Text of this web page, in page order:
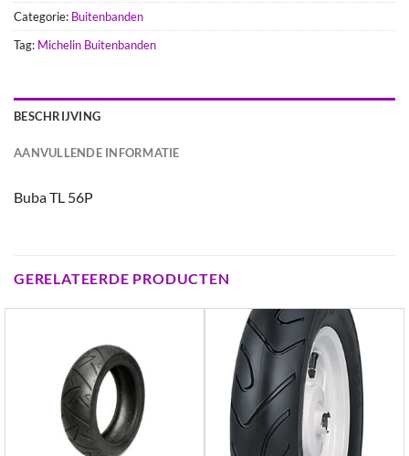
Categorie: Buitenbanden
Tag: Michelin Buitenbanden
BESCHRIJVING
AANVULLENDE INFORMATIE
Buba TL 56P
GERELATEERDE PRODUCTEN